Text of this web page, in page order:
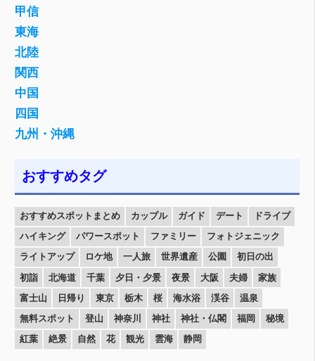
甲信
東海
北陸
関西
中国
四国
九州・沖縄
おすすめタグ
おすすめスポットまとめ カップル ガイド デート
ドライブ
ハイキング
パワースポット ファミリー
フォトジェニック
ライトアップ
ロケ地 一人旅 世界遺産 公園
初日の出
初詣
北海道 千葉 夕日・夕景 夜景 大阪 夫婦
家族
富士山
日帰り 東京 栃木 桜 海水浴 渓谷
温泉
無料スポット
登山 神奈川 神社 神社・仏閣 福岡
秘境
紅葉
絶景 自然 花 観光 雲海 静岡